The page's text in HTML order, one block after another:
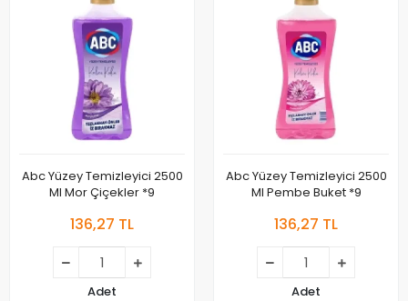
Abc Yüzey Temizleyici 2500
Ml Mor Çiçekler *9
136,27 TL
Adet
Abc Yüzey Temizleyici 2500
Ml Pembe Buket *9
136,27 TL
Adet